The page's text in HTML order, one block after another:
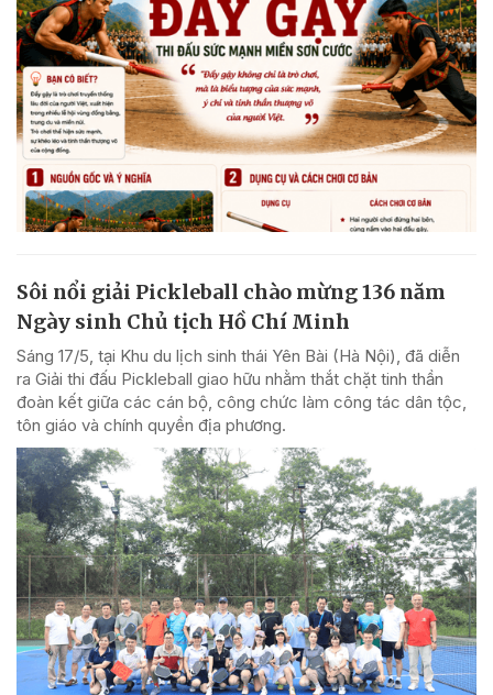
Sôi nổi giải Pickleball chào mừng 136 năm
Ngày sinh Chủ tịch Hồ Chí Minh
Sáng 17/5, tại Khu du lịch sinh thái Yên Bài (Hà Nội), đã diễn
ra Giải thi đấu Pickleball giao hữu nhằm thắt chặt tinh thần
đoàn kết giữa các cán bộ, công chức làm công tác dân tộc,
tôn giáo và chính quyền địa phương.